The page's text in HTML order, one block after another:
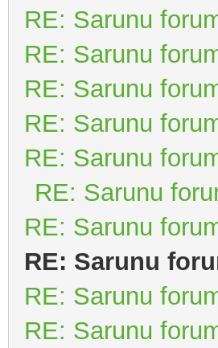
RE: Sarunu
RE: Sarunu
RE: Sarunu
RE: Sarunu
RE: Sarunu
RE: Sarunu
RE: Sarunu
RE: Sarunu
RE: Sarunu
RE: Sarunu